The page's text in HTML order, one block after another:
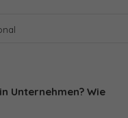
Unternehmen? Wie